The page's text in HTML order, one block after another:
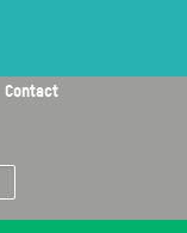
Contact